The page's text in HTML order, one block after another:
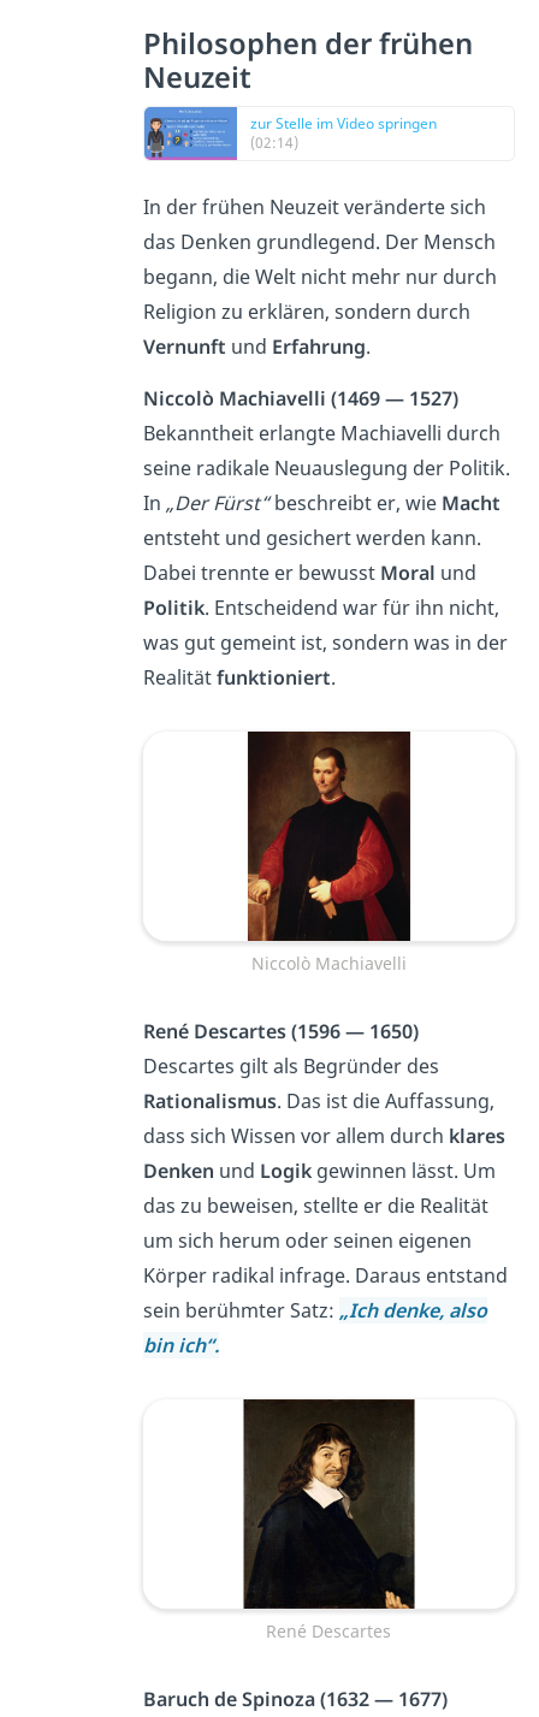
Philosophen der frühen
Neuzeit
zur Stelle im Video springen
(02:14)
In der frühen Neuzeit veränderte sich
das Denken grundlegend. Der Mensch
begann, die Welt nicht mehr nur durch
Religion zu erklären, sondern durch
Vernunft und Erfahrung.
Niccolò Machiavelli (1469 — 1527)
Bekanntheit erlangte Machiavelli durch
seine radikale Neuauslegung der Politik.
In „Der Fürst“beschreibt er, wie Macht
entsteht und gesichert werden kann.
Dabei trennte er bewusst Moral und
Politik. Entscheidend war für ihn nicht,
was gut gemeint ist, sondern was in der
Realitätfunktioniert.
Niccolò Machiavelli
René Descartes (1596 — 1650)
Descartes gilt als Begründer des
Rationalismus. Das ist die Auffassung,
dass sich Wissen vor allem durch klares
Denken und Logikgewinnen lässt. Um
das zu beweisen, stellte er die Realität
um sich herum oder seinen eigenen
Körper radikal infrage. Daraus entstand
sein berühmter Satz: „Ich denke, also
bin ich“.
René Descartes
Baruch de Spinoza (1632 — 1677)